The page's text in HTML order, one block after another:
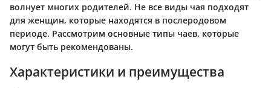
волнует многих родителей. Не все виды чая подходят
для женщин, которые находятся в послеродовом
периоде. Рассмотрим основные типы чаев, которые
могут быть рекомендованы.
Характеристики и преимущества